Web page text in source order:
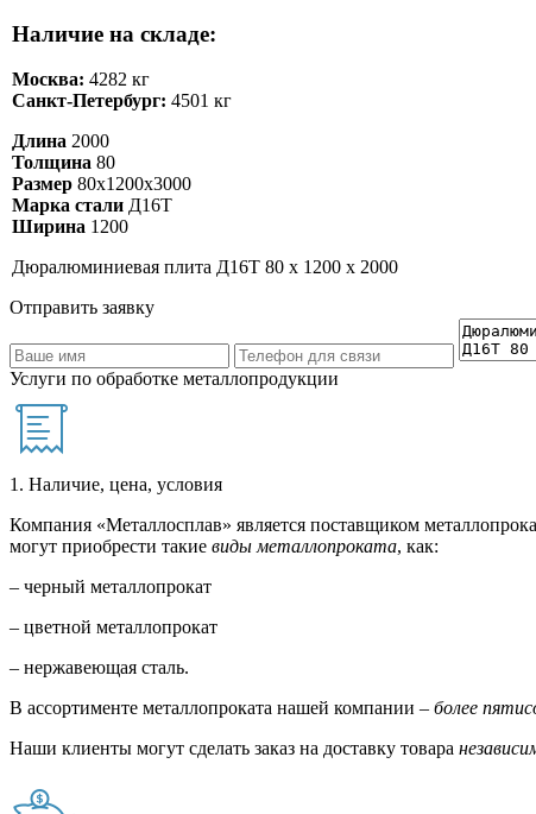
Наличие на складе:
Москва: 4282 кг
Санкт-Петербург: 4501 кг
Длина 2000
Толщина 80
Размер 80х1200х3000
Марка стали Д16Т
Ширина 1200
Дюралюминиевая плита Д16Т 80 х 1200 х 2000
Отправить заявку
Услуги по обработке металлопродукции
1. Наличие, цена, условия
Компания «Металлосплав» является поставщиком
могут приобрести такие виды металлопроката, как:
– черный металлопрокат
– цветной металлопрокат
– нержавеющая сталь.
В ассортименте металлопроката нашей компании – более
Наши клиенты могут сделать заказ на доставку товара